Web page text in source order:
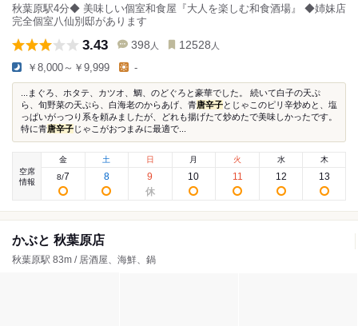
秋葉原駅4分◆ 美味しい個室和食屋『大人を楽しむ和食酒場』 ◆姉妹店
完全個室八仙別邸があります
3.43 398 人 12528 人
￥8,000～￥9,999 -
...まぐろ、ホタテ、カツオ、鯛、のどぐろと豪華でした。 続いて白子の天ぷ
ら、旬野菜の天ぷら、白海老のからあげ、青唐辛子とじゃこのピリ辛炒めと、塩
っぱいがっつり系を頼みましたが、どれも揚げたて炒めたで美味しかったです。
特に青唐辛子じゃこがおつまみに最適で...
空席
情報
金
8/7
土
8
日
9
月
10
火
11
水
12
木
13
かぶと 秋葉原店
秋葉原駅 83m / 居酒屋、海鮮、鍋